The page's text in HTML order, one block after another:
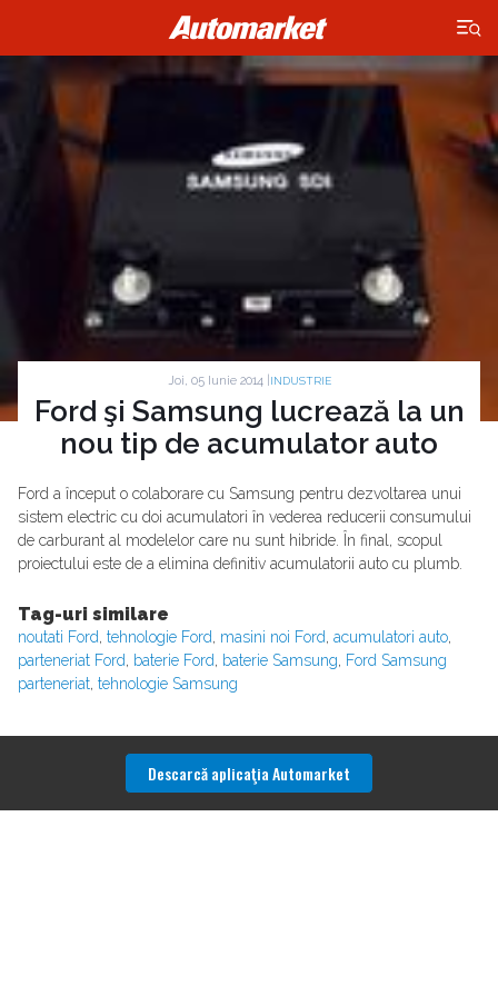
×
Joi, 05 Iunie 2014 | INDUSTRIE
Ford şi Samsung lucrează la un
nou tip de acumulator auto
Ford a început o colaborare cu Samsung pentru dezvoltarea unui
sistem electric cu doi acumulatori în vederea reducerii consumului
de carburant al modelelor care nu sunt hibride. În final, scopul
proiectului este de a elimina definitiv acumulatorii auto cu plumb.
Tag-uri similare
noutati Ford, tehnologie Ford, masini noi Ford, acumulatori auto,
parteneriat Ford, baterie Ford, baterie Samsung, Ford Samsung
parteneriat, tehnologie Samsung
Descarcă aplicaţia Automarket